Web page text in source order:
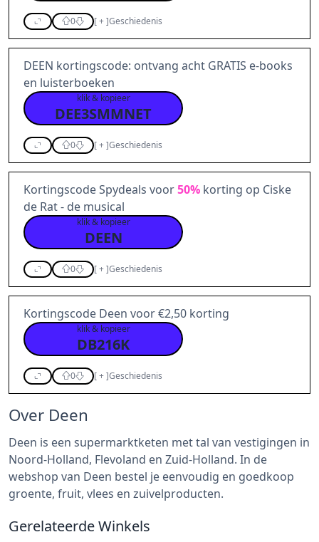
0 [+]Geschiedenis
DEEN kortingscode: ontvang acht GRATIS e-books
en luisterboeken
klik & kopieer
DEE3SMMNET
0 [+]Geschiedenis
Kortingscode Spydeals voor50% korting op Ciske
de Rat - de musical
klik & kopieer
DEEN
0 [+]Geschiedenis
Kortingscode Deen voor €2,50 korting
klik & kopieer
DB216K
0 [+]Geschiedenis
Over Deen
Deen is een supermarktketen met tal van vestigingen in
Noord-Holland, Flevoland en Zuid-Holland. In de
webshop van Deen bestel je eenvoudig en goedkoop
groente, fruit, vlees en zuivelproducten.
Gerelateerde Winkels